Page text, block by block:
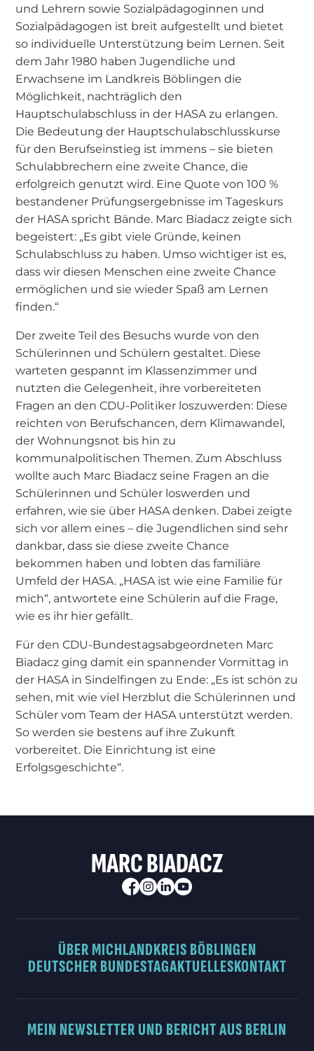
und Lehrern sowie Sozialpädagoginnen und
Sozialpädagogen ist breit aufgestellt und bietet
so individuelle Unterstützung beim Lernen. Seit
dem Jahr 1980 haben Jugendliche und
Erwachsene im Landkreis Böblingen die
Möglichkeit, nachträglich den
Hauptschulabschluss in der HASA zu erlangen.
Die Bedeutung der Hauptschulabschlusskurse
für den Berufseinstieg ist immens – sie bieten
Schulabbrechern eine zweite Chance, die
erfolgreich genutzt wird. Eine Quote von 100 %
bestandener Prüfungsergebnisse im Tageskurs
der HASA spricht Bände. Marc Biadacz zeigte sich
begeistert: „Es gibt viele Gründe, keinen
Schulabschluss zu haben. Umso wichtiger ist es,
dass wir diesen Menschen eine zweite Chance
ermöglichen und sie wieder Spaß am Lernen
finden.“
Der zweite Teil des Besuchs wurde von den
Schülerinnen und Schülern gestaltet. Diese
warteten gespannt im Klassenzimmer und
nutzten die Gelegenheit, ihre vorbereiteten
Fragen an den CDU-Politiker loszuwerden: Diese
reichten von Berufschancen, dem Klimawandel,
der Wohnungsnot bis hin zu
kommunalpolitischen Themen. Zum Abschluss
wollte auch Marc Biadacz seine Fragen an die
Schülerinnen und Schüler loswerden und
erfahren, wie sie über HASA denken. Dabei zeigte
sich vor allem eines – die Jugendlichen sind sehr
dankbar, dass sie diese zweite Chance
bekommen haben und lobten das familiäre
Umfeld der HASA. „HASA ist wie eine Familie für
mich“, antwortete eine Schülerin auf die Frage,
wie es ihr hier gefällt.
Für den CDU-Bundestagsabgeordneten Marc
Biadacz ging damit ein spannender Vormittag in
der HASA in Sindelfingen zu Ende: „Es ist schön zu
sehen, mit wie viel Herzblut die Schülerinnen und
Schüler vom Team der HASA unterstützt werden.
So werden sie bestens auf ihre Zukunft
vorbereitet. Die Einrichtung ist eine
Erfolgsgeschichte“.
MARC BIADACZ
ÜBER MICHLANDKREIS BÖBLINGEN
DEUTSCHER BUNDESTAGAKTUELLESKONTAKT
MEIN NEWSLETTER UND BERICHT AUS BERLIN